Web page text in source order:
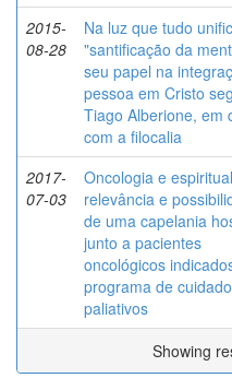
2015-
08-28
Na luz que tudo
"santificação da
seu papel na
pessoa em Cristo
Tiago Alberione, em
com a filocalia
2017-
07-03
Oncologia e
relevância e
de uma capelania
junto a pacientes
oncológicos
programa de
paliativos
Showing